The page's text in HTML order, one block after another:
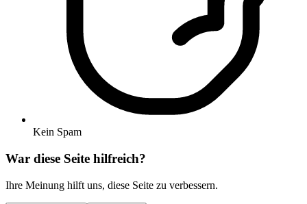
Kein Spam
War diese Seite hilfreich?
Ihre Meinung hilft uns, diese Seite zu verbessern.